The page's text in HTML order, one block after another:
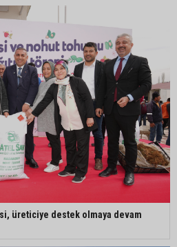
Yavuz: “Adana’da huzur ve güven
daha da güçlendirmek için çalışıyoruz”
Oya Tekin kararı: Tutukluluk halinin
hükmedildi
üreticiye destek olmaya devam